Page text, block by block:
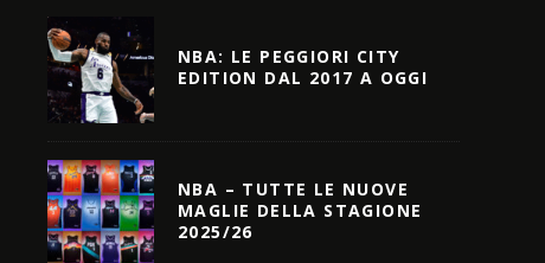
NBA: LE PEGGIORI CITY
EDITION DAL 2017 A OGGI
NBA – TUTTE LE NUOVE
MAGLIE DELLA STAGIONE
2025/26